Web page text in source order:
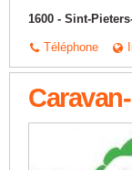
1600 - Sint-
Téléphone